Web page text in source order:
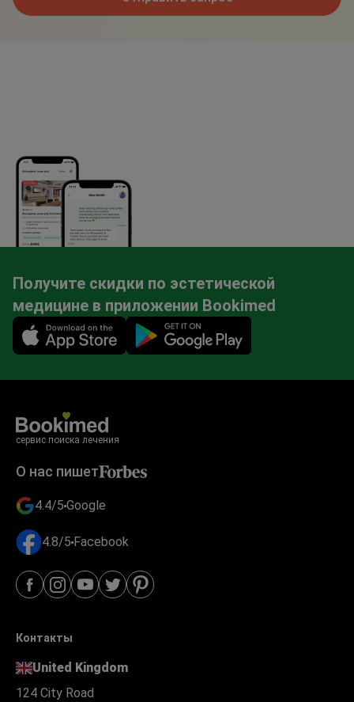
Получите скидки по эстетической
медицине в приложении Bookimed
Mobile app illustration
сервис поиска лечения
О нас пишет
4.4/5 Google
4.8/5 Facebook
Контакты
United Kingdom
124 City Road